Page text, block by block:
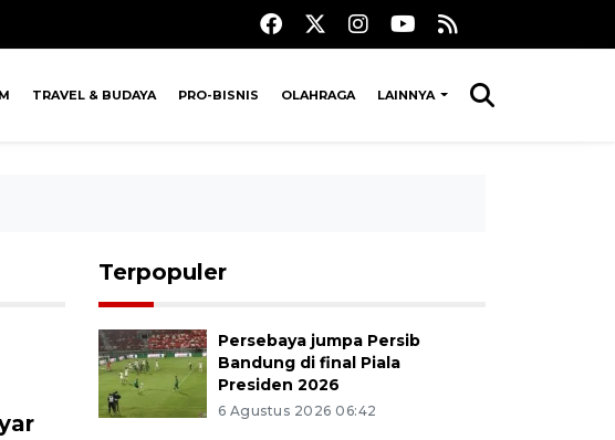
TRAVEL & BUDAYA PRO-BISNIS OLAHRAGA LAINNYA
Terpopuler
Persebaya jumpa Persib
Bandung di final Piala
Presiden 2026
6 Agustus 2026 06:42